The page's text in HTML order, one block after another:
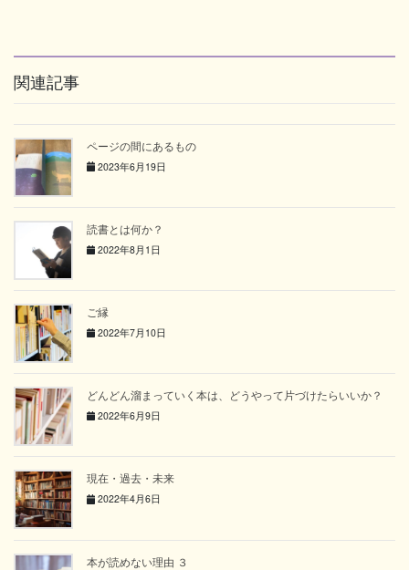
関連記事
ページの間にあるもの
2023年6月19日
読書とは何か？
2022年8月1日
ご縁
2022年7月10日
どんどん溜まっていく本は、どうやって片づけたらいいか？
2022年6月9日
現在・過去・未来
2022年4月6日
本が読めない理由 ３